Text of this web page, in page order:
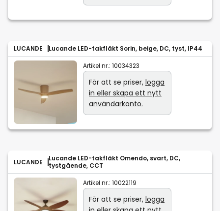
LUCANDE Lucande LED-takfläkt Sorin, beige, DC, tyst, IP44
Artikel nr.: 10034323
För att se priser, logga
in eller skapa ett nytt
användarkonto.
LUCANDE
Lucande LED-takfläkt Omendo, svart, DC,
tystgående, CCT
Artikel nr.: 10022119
För att se priser, logga